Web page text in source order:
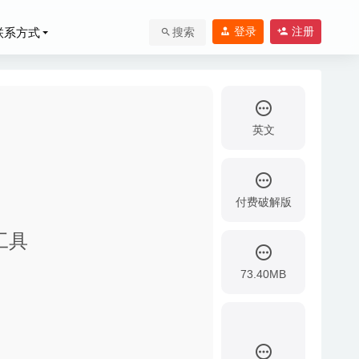
方式 搜索 登录 注册
具
英文
付费破解版
73.40MB